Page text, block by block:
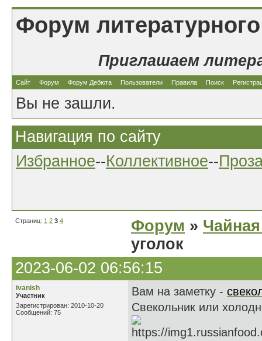
Форум
Приглашаем
Сайт Форум Форум Дебюта Пользователи Правила Поиск
Вы не зашли.
Навигация по сайту
Избранное--Коллективное--
Страниц: 1 2 3 4 Форум »
уголок
2023-06-02 06:56:15
ivanish
Участник
Зарегистрирован: 2010-10-20
Сообщений: 75
Вам на заметку -
Свекольник или